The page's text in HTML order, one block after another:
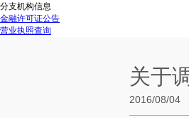
分支机构信息
金融许可证公告
营业执照查询
关于
2016/08/04